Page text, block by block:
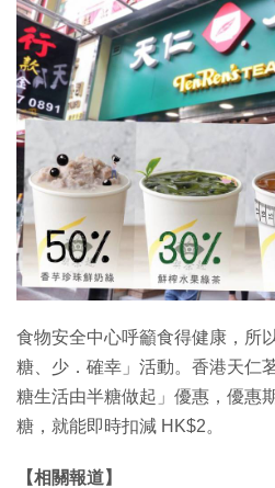
IT Times
生成式AI與雲端應用
Enterprise Digital Transformation
特集
食物安全中心呼籲食得健康，所
糖、少．確幸」活動。香港天仁
糖生活由半糖做起」優惠，優惠
糖，就能即時扣減 HK$2。
【相關報道】